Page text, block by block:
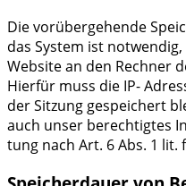
Die vor­über­ge­hen­de
das Sys­tem ist
Web­site an den Rech­ner
Hier­für muss die IP-
der Sit­zung gespei­chert
auch unser berech­tig­tes
tung nach Art. 6 Abs. 1 lit. f